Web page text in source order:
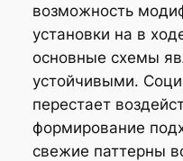
возможность
установки на в
основные схемы
устойчивыми.
перестает
формирование
свежие паттерны